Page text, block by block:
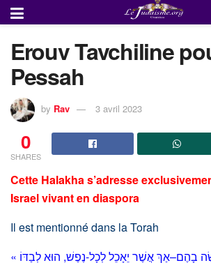
Erouv Tavchiline
Pessah
by Rav 3 avril 2023
0
SHARES
Cette Halakha s’adresse
Israel vivant en diaspora
Il est mentionné dans la Torah
« כָּל-מְלָאכָה, לֹא-יֵעָשֶׂה בָהֶם–אַךְ אֲשֶׁר יֵאָכֵל לְכָל-נֶפֶשׁ, הוּא לְבַדּוֹ